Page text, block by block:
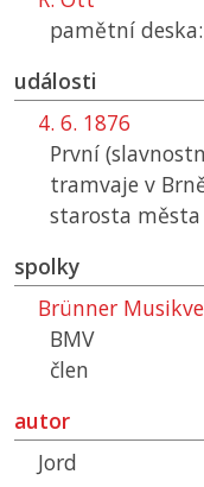
pamětní
události
4. 6. 1876
První
tramvaje v
starosta města
spolky
Brünner
BMV
člen
autor
Jord